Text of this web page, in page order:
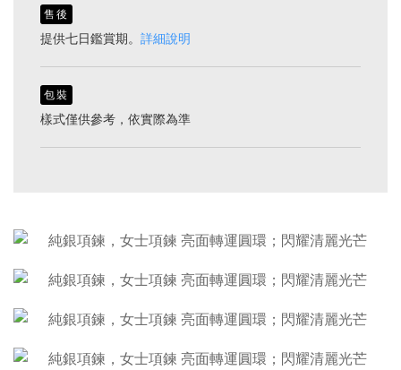
售後
提供七日鑑賞期。 詳細說明
包裝
樣式僅供參考，依實際為準